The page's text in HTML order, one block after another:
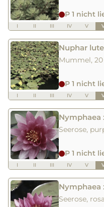
P 1 nicht
I II III IV V
Nuphar
Mummel,
P 1 nicht
I II III IV V
Nymphaea
Seerose,
P 1 nicht
I II III IV V
Nymphaea
Seerose,